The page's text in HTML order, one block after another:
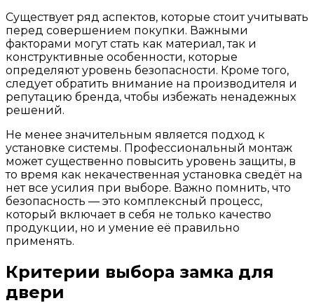
Существует ряд аспектов, которые стоит учитывать
перед совершением покупки. Важными
факторами могут стать как материал, так и
конструктивные особенности, которые
определяют уровень безопасности. Кроме того,
следует обратить внимание на производителя и
репутацию бренда, чтобы избежать ненадежных
решений.
Не менее значительным является подход к
установке системы. Профессиональный монтаж
может существенно повысить уровень защиты, в
то время как некачественная установка сведёт на
нет все усилия при выборе. Важно помнить, что
безопасность — это комплексный процесс,
который включает в себя не только качество
продукции, но и умение её правильно
применять.
Критерии выбора замка для
двери